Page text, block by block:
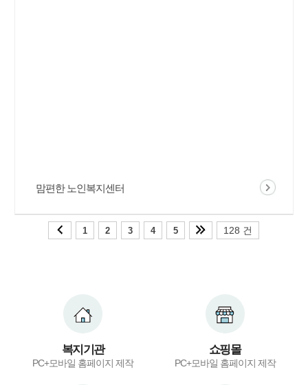
맘편한 노인복지센터
1 2 3 4 5 128 건
복지기관
PC+모바일 홈페이지 제작
쇼핑몰
PC+모바일 홈페이지 제작